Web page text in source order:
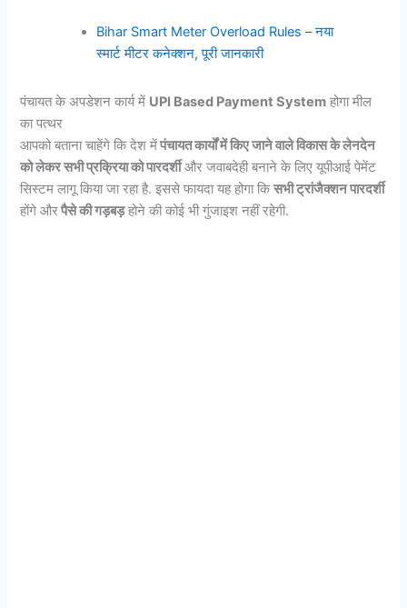
Bihar Smart Meter Overload Rules – नया
स्मार्ट मीटर कनेक्शन, पूरी जानकारी
पंचायत के अपडेशन कार्य में UPI Based Payment System होगा मील
का पत्थर
आपको बताना चाहेंगे कि देश मेंपंचायत कार्यों में किए जाने वाले विकास के लेनदेन
को लेकर सभी प्रक्रिया को पारदर्शीऔर जवाबदेही बनाने के लिए यूपीआई पेमेंट
सिस्टम लागू किया जा रहा है. इससे फायदा यह होगा किसभी ट्रांजैक्शन पारदर्शी
होंगे औरपैसे की गड़बड़होने की कोई भी गुंजाइश नहीं रहेगी.